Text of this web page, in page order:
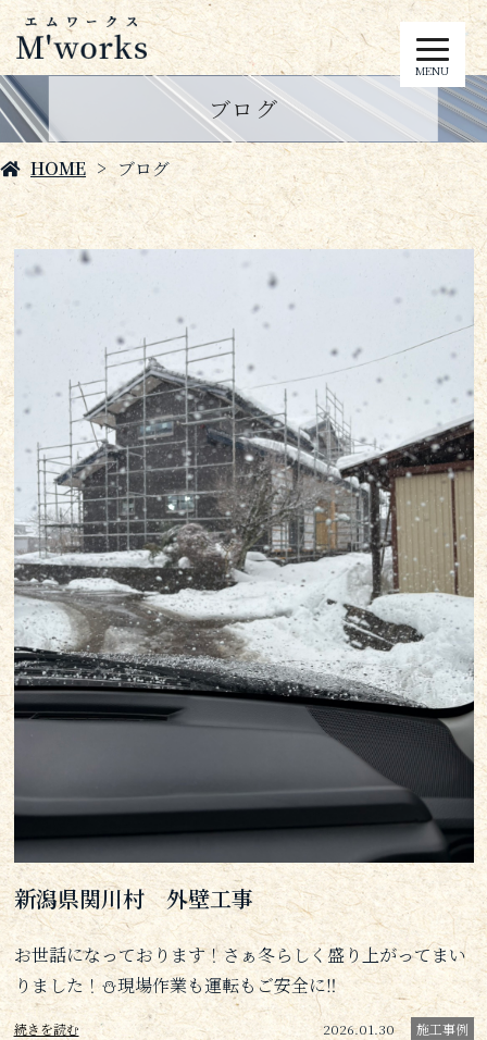
MENU
ブログ
HOME ブログ
新潟県関川村 外壁工事
お世話になっております！さぁ冬らしく盛り上がってまい
りました！⛄現場作業も運転もご安全に‼
続きを読む 2026.01.30 施工事例